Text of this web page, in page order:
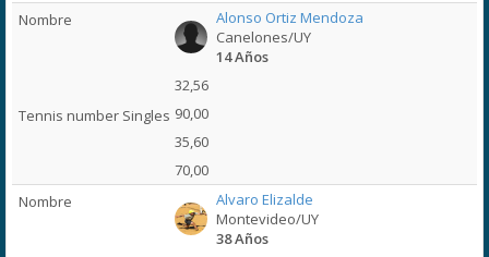
Alonso Ortiz Mendoza
Canelones/UY
14 Años
32,56
90,00
35,60
70,00
Alvaro Elizalde
Montevideo/UY
38 Años